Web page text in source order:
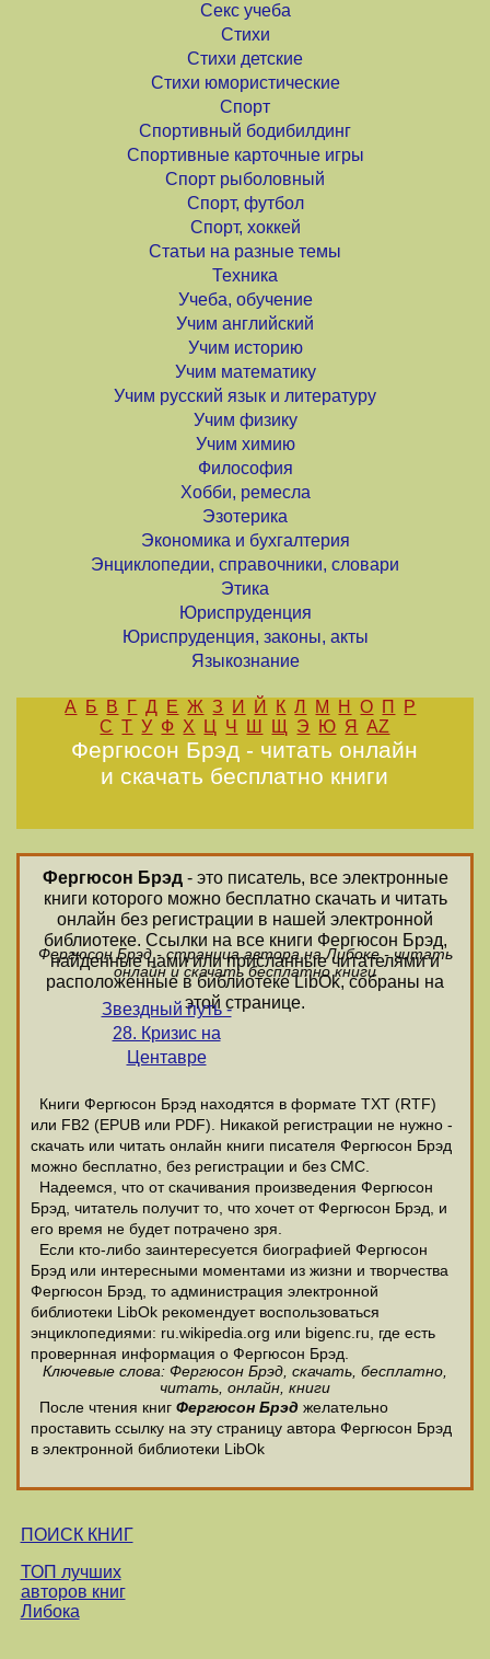
Секс учеба
Стихи
Стихи детские
Стихи юмористические
Спорт
Спортивный бодибилдинг
Спортивные карточные игры
Спорт рыболовный
Спорт, футбол
Спорт, хоккей
Статьи на разные темы
Техника
Учеба, обучение
Учим английский
Учим историю
Учим математику
Учим русский язык и литературу
Учим физику
Учим химию
Философия
Хобби, ремесла
Эзотерика
Экономика и бухгалтерия
Энциклопедии, справочники, словари
Этика
Юриспруденция
Юриспруденция, законы, акты
Языкознание
А Б В Г Д Е Ж З И Й К Л М Н О П
Р
С Т У Ф Х Ц Ч Ш Щ Э Ю Я AZ
Фергюсон Брэд - читать онлайн
и скачать бесплатно книги
Фергюсон Брэд- это писатель, все электронные
книги которого можно бесплатно скачать и читать
онлайн без регистрации в нашей электронной
библиотеке. Ссылки на все книги Фергюсон Брэд,
найденные нами или присланные читателями и
расположенные в библиотеке LibOk, собраны на
этой странице.
Фергюсон Брэд - страница автора на Либоке - читать
онлайн и скачать бесплатно книги
Звездный путь -
28. Кризис на
Центавре
Книги Фергюсон Брэд находятся в формате ТХТ (RTF)
или FB2 (EPUB или PDF). Никакой регистрации не нужно -
скачать или читать онлайн книги писателя Фергюсон Брэд
можно бесплатно, без регистрации и без СМС.
Надеемся, что от скачивания произведения Фергюсон
Брэд, читатель получит то, что хочет от Фергюсон Брэд, и
его время не будет потрачено зря.
Если кто-либо заинтересуется биографией Фергюсон
Брэд или интересными моментами из жизни и творчества
Фергюсон Брэд, то администрация электронной
библиотеки LibOk рекомендует воспользоваться
энциклопедиями: ru.wikipedia.org или bigenc.ru, где есть
провернная информация о Фергюсон Брэд.
Ключевые слова: Фергюсон Брэд, скачать, бесплатно,
читать, онлайн, книги
После чтения книг Фергюсон Брэд желательно
проставить ссылку на эту страницу автора Фергюсон Брэд
в электронной библиотеки LibOk
ПОИСК КНИГ
ТОП лучших
авторов книг
Либока